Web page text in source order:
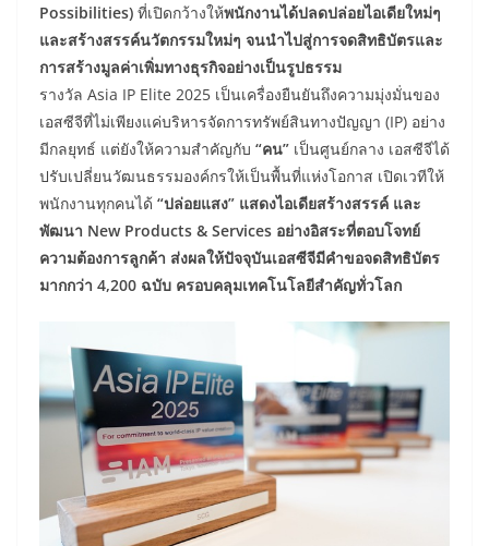
Possibilities) ที่เปิดกว้างให้พนักงานได้ปลดปล่อยไอเดียใหม่ๆ
และสร้างสรรค์นวัตกรรมใหม่ๆ จนนำไปสู่การจดสิทธิบัตรและ
การสร้างมูลค่าเพิ่มทางธุรกิจอย่างเป็นรูปธรรม
รางวัล Asia IP Elite 2025 เป็นเครื่องยืนยันถึงความมุ่งมั่นของ
เอสซีจีที่ไม่เพียงแค่บริหารจัดการทรัพย์สินทางปัญญา (IP) อย่าง
มีกลยุทธ์ แต่ยังให้ความสำคัญกับ “คน” เป็นศูนย์กลาง เอสซีจีได้
ปรับเปลี่ยนวัฒนธรรมองค์กรให้เป็นพื้นที่แห่งโอกาส เปิดเวทีให้
พนักงานทุกคนได้ “ปล่อยแสง” แสดงไอเดียสร้างสรรค์ และ
พัฒนา New Products & Services อย่างอิสระที่ตอบโจทย์
ความต้องการลูกค้า ส่งผลให้ปัจจุบันเอสซีจีมีคำขอจดสิทธิบัตร
มากกว่า 4,200 ฉบับ ครอบคลุมเทคโนโลยีสำคัญทั่วโลก